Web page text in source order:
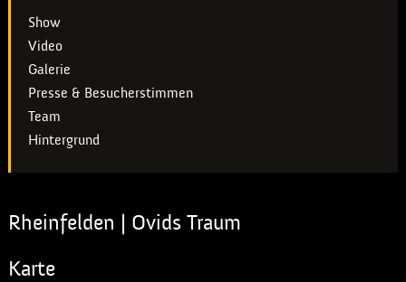
Show
Video
Galerie
Presse & Besucherstimmen
Team
Hintergrund
Rheinfelden | Ovids Traum
Karte